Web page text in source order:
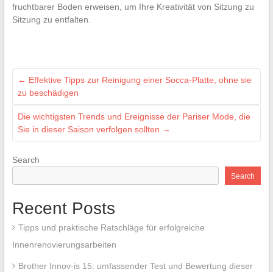
fruchtbarer Boden erweisen, um Ihre Kreativität von Sitzung zu
Sitzung zu entfalten.
← Effektive Tipps zur Reinigung einer Socca-Platte, ohne sie
zu beschädigen
Die wichtigsten Trends und Ereignisse der Pariser Mode, die
Sie in dieser Saison verfolgen sollten →
Search
Search
Recent Posts
Tipps und praktische Ratschläge für erfolgreiche
Innenrenovierungsarbeiten
Brother Innov-is 15: umfassender Test und Bewertung dieser